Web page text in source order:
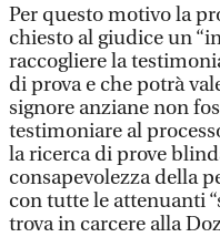
Per questo motivo la
chiesto al giudice un
raccogliere la
di prova e che potrà
signore anziane non
testimoniare al
la ricerca di prove
consapevolezza della
con tutte le attenuanti
trova in carcere alla